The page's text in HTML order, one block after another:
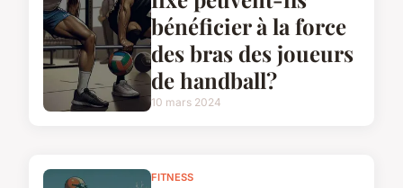
bénéficier à la force
des bras des joueurs
de handball?
10 mars 2024
FITNESS